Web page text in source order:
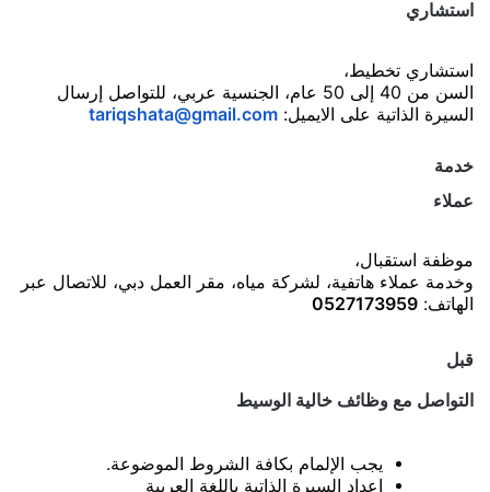
استشاري
استشاري تخطيط،
السن من 40 إلى 50 عام، الجنسية عربي، للتواصل إرسال
السيرة الذاتية على الايميل: tariqshata@gmail.com
خدمة
عملاء
موظفة استقبال،
وخدمة عملاء هاتفية، لشركة مياه، مقر العمل دبي، للاتصال عبر
الهاتف: 0527173959
قبل
التواصل مع وظائف خالية الوسيط
يجب الإلمام بكافة الشروط الموضوعة.
إعداد السيرة الذاتية باللغة العربية